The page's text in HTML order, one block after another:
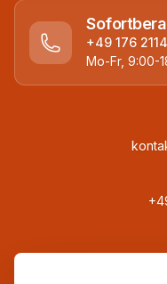
+49 176
Mo-Fr, 9:00-